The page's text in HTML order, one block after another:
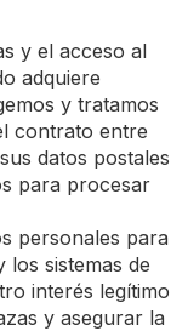
y el acceso al
adquiere
y tratamos
contrato entre
datos postales
para procesar
personales para
los sistemas de
interés legítimo
y asegurar la